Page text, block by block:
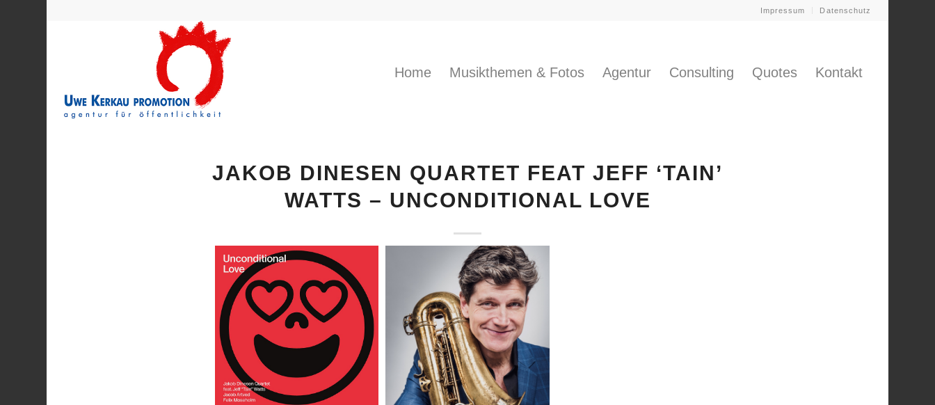
Impressum Datenschutz
Home Musikthemen & Fotos Agentur Consulting Quotes Kontakt
JAKOB DINESEN QUARTET FEAT JEFF ‘TAIN’
WATTS – UNCONDITIONAL LOVE